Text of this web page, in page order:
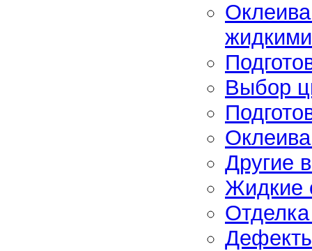
Выбор
Другие
Жидкие